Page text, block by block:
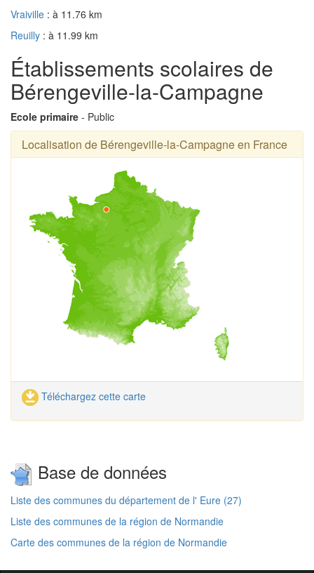
Vraiville : à 11.76 km
Reuilly : à 11.99 km
Établissements scolaires de
Bérengeville-la-Campagne
Ecole primaire - Public
Localisation de Bérengeville-la-Campagne en France
Téléchargez cette carte
Base de données
Liste des communes du département de l' Eure (27)
Liste des communes de la région de Normandie
Carte des communes de la région de Normandie